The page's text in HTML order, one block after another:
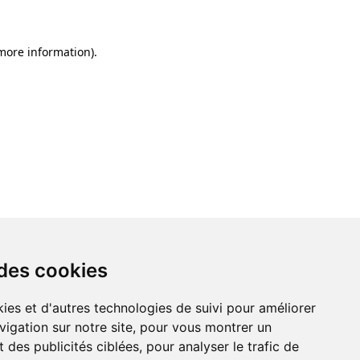
cookies
et d'autres technologies de suivi pour améliorer
sur notre site, pour vous montrer un
des publicités ciblées, pour analyser le trafic de
information).